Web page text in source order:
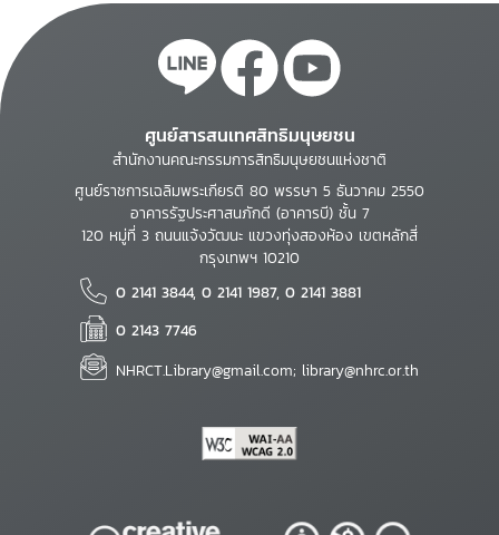
ศูนย์สารสนเทศสิทธิมนุษยชน
สำนักงานคณะกรรมการสิทธิมนุษยชนแห่งชาติ
ศูนย์ราชการเฉลิมพระเกียรติ 80 พรรษา 5 ธันวาคม 2550
อาคารรัฐประศาสนภักดี (อาคารบี) ชั้น 7
120 หมู่ที่ 3 ถนนแจ้งวัฒนะ แขวงทุ่งสองห้อง เขตหลักสี่
กรุงเทพฯ 10210
0 2141 3844, 0 2141 1987, 0 2141 3881
0 2143 7746
NHRCT.Library@gmail.com; library@nhrc.or.th